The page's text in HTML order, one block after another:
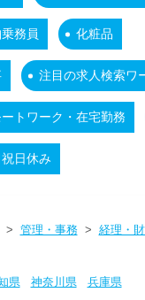
務員 化粧品
注目の求人検索ワ
ートワーク・在宅勤務
日休み
> 管理・事務> 経理・
県 神奈川県
兵庫県